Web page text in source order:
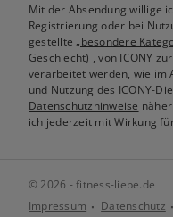
Mit der Absendung willige
Registrierung oder bei
gestellte„besondere
Geschlecht) , von ICONY
verarbeitet werden, wie im
und Nutzung des ICONY-
Datenschutzhinweise
ich jederzeit mit Wirkung
© 2026 - fitness-liebe.de
Impressum
Datenschutz